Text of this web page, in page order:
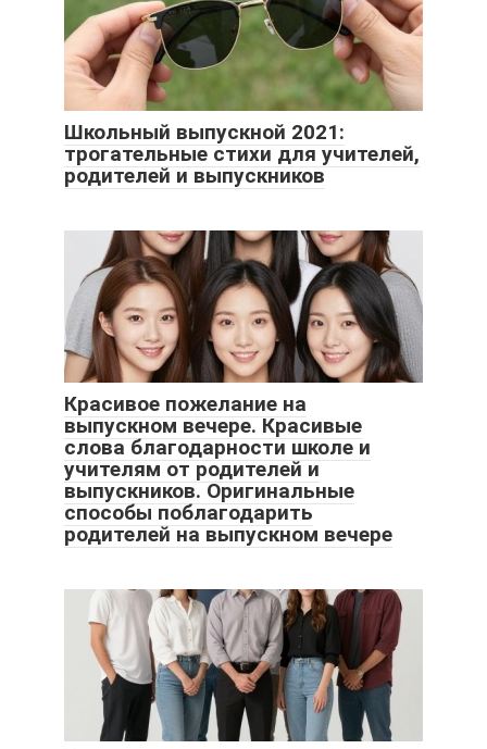
Школьный выпускной 2021:
трогательные стихи для учителей,
родителей и выпускников
Красивое пожелание на
выпускном вечере. Красивые
слова благодарности школе и
учителям от родителей и
выпускников. Оригинальные
способы поблагодарить
родителей на выпускном вечере